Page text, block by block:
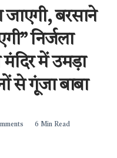
बरसाने
निर्जला
में उमड़ा
से गूंजा बाबा
6 Min Read